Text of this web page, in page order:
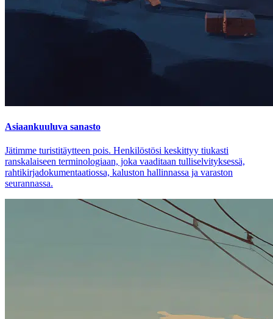
Asiaankuuluva sanasto
Jätimme turistitäytteen pois. Henkilöstösi keskittyy tiukasti
ranskalaiseen terminologiaan, joka vaaditaan tulliselvityksessä,
rahtikirjadokumentaatiossa, kaluston hallinnassa ja varaston
seurannassa.